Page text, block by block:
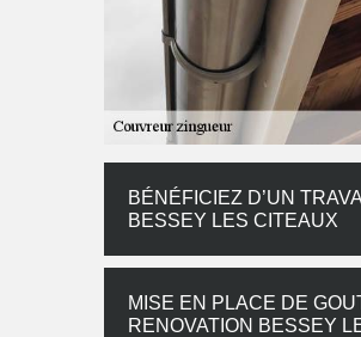
BÉNÉFICIEZ D’UN
BESSEY LES CITEAUX
MISE EN PLACE DE
RENOVATION BESSEY